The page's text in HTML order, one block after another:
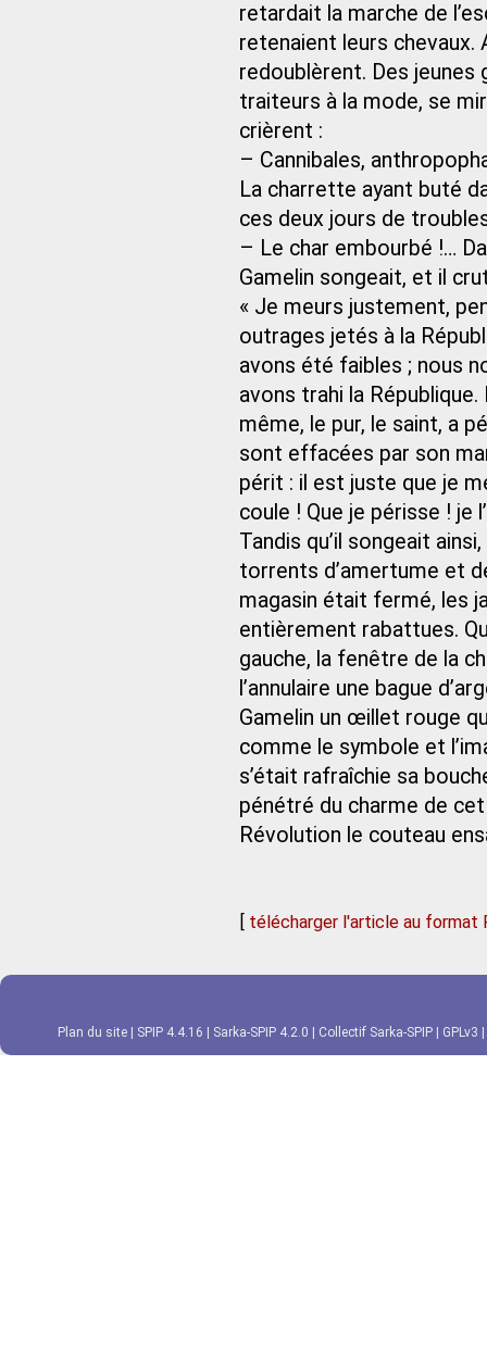
retardait la marche de
retenaient leurs chevaux.
redoublèrent. Des jeunes
traiteurs à la mode, se
crièrent :
– Cannibales,
La charrette ayant buté
ces deux jours de
– Le char embourbé !…
Gamelin songeait, et il
« Je meurs justement,
outrages jetés à la
avons été faibles ; nous
avons trahi la
même, le pur, le saint, a
sont effacées par son
périt : il est juste que je
coule ! Que je périsse ! je
Tandis qu’il songeait
torrents d’amertume et
magasin était fermé, les
entièrement rabattues.
gauche, la fenêtre de la
l’annulaire une bague
Gamelin un œillet rouge
comme le symbole et
s’était rafraîchie sa
pénétré du charme de
Révolution le couteau
[ télécharger l'article au format
Plan du site SPIP 4.4.16 Sarka-SPIP 4.2.0 Collectif Sarka-SPIP GPLv3